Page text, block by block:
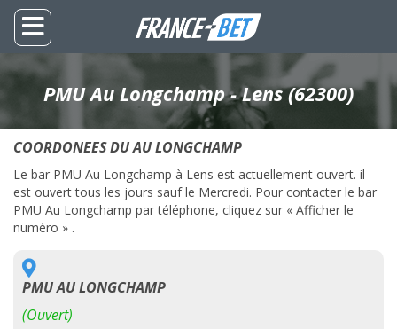
PMU Au Longchamp - Lens (62300)
COORDONEES DU AU LONGCHAMP
Le bar PMU Au Longchamp à Lens est actuellement ouvert. il
est ouvert tous les jours sauf le Mercredi. Pour contacter le bar
PMU Au Longchamp par téléphone, cliquez sur « Afficher le
numéro » .
PMU AU LONGCHAMP
(Ouvert)